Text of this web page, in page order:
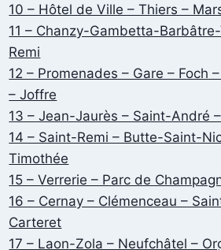
10 – Hôtel de Ville – Thiers –
11 – Chanzy-Gambetta-
Remi
12 – Promenades – Gare – Foch
– Joffre
13 – Jean-Jaurès – Saint-André
14 – Saint-Remi – Butte-Saint-
Timothée
15 – Verrerie – Parc de
16 – Cernay – Clémenceau –
Carteret
17 – Laon-Zola – Neufchâtel –